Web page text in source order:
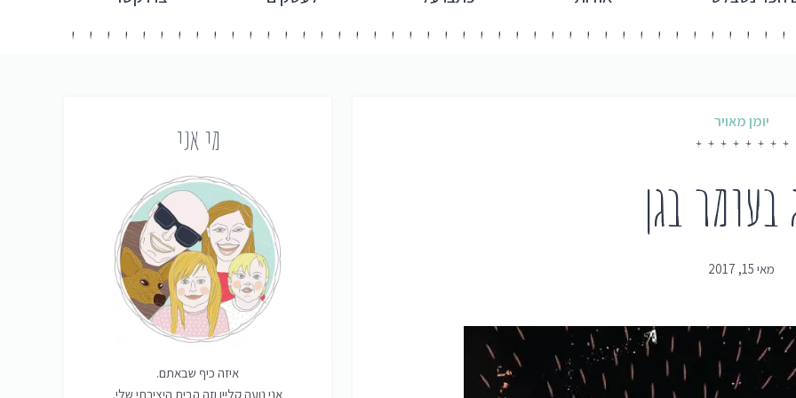
יומן מאויר
בגן
מאי 15, 2017
מי אני
איזה כיף שבאתם.
אני נועה קליין וזה הבית היצירתי שלי.